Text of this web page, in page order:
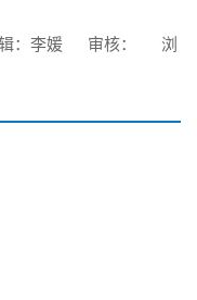
：李媛 审核：
浏